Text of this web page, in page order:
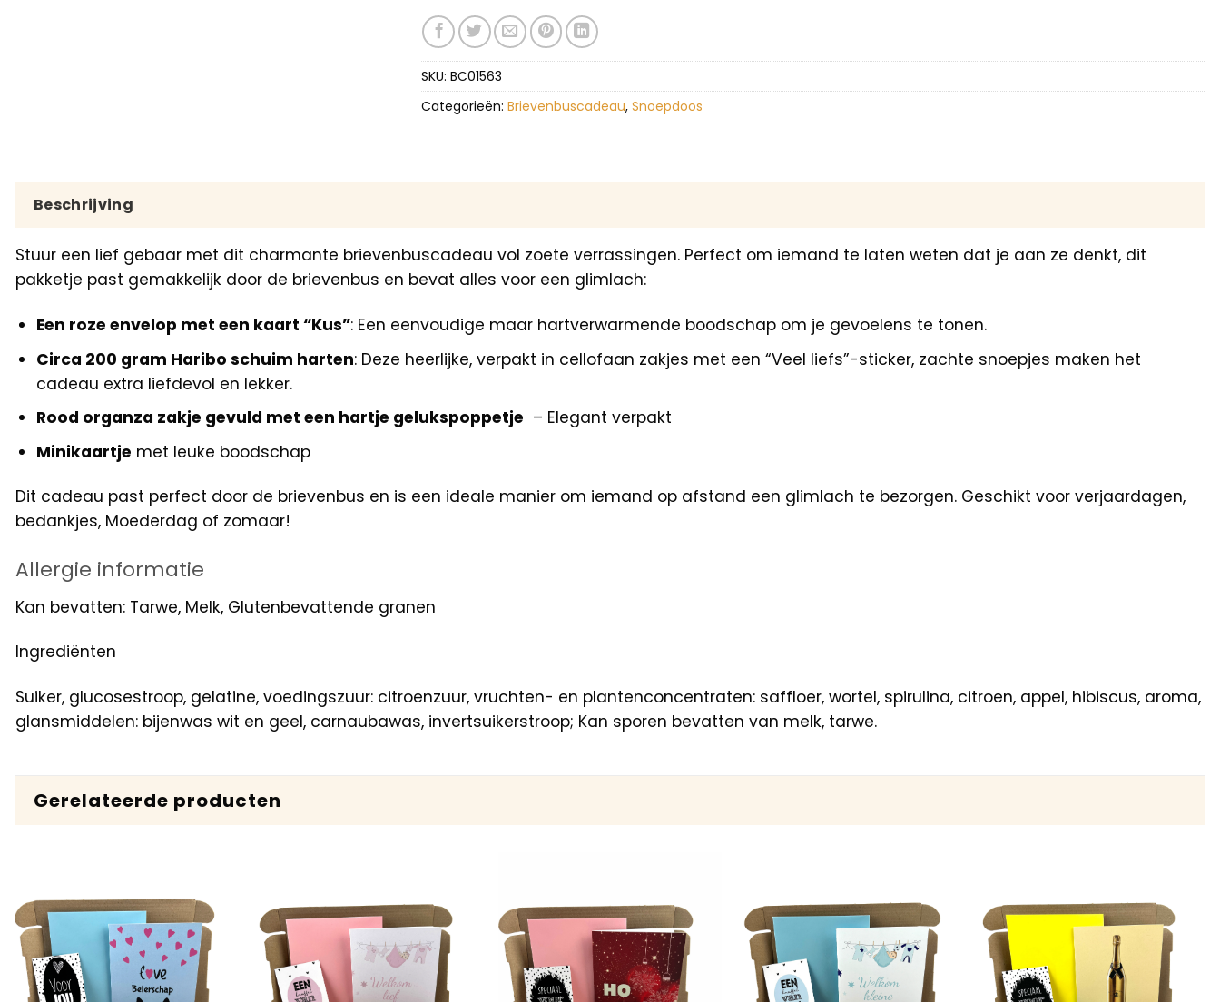
SKU: BC01563
Categorieën: Brievenbuscadeau, Snoepdoos
Beschrijving
Stuur een lief gebaar met dit charmante brievenbuscadeau vol zoete verrassingen. Perfect om iemand te laten weten dat je aan ze denkt, dit
pakketje past gemakkelijk door de brievenbus en bevat alles voor een glimlach:
Een roze envelop met een kaart “Kus”: Een eenvoudige maar hartverwarmende boodschap om je gevoelens te tonen.
Circa 200 gram Haribo schuim harten: Deze heerlijke, verpakt in cellofaan zakjes met een “Veel liefs”-sticker, zachte snoepjes maken het
cadeau extra liefdevol en lekker.
Rood organza zakje gevuld met een hartje gelukspoppetje – Elegant verpakt
Minikaartje met leuke boodschap
Dit cadeau past perfect door de brievenbus en is een ideale manier om iemand op afstand een glimlach te bezorgen. Geschikt voor verjaardagen,
bedankjes, Moederdag of zomaar!
Allergie informatie
Kan bevatten: Tarwe, Melk, Glutenbevattende granen
Ingrediënten
Suiker, glucosestroop, gelatine, voedingszuur: citroenzuur, vruchten- en plantenconcentraten: saffloer, wortel, spirulina, citroen, appel, hibiscus, aroma,
glansmiddelen: bijenwas wit en geel, carnaubawas, invertsuikerstroop; Kan sporen bevatten van melk, tarwe.
Gerelateerde producten